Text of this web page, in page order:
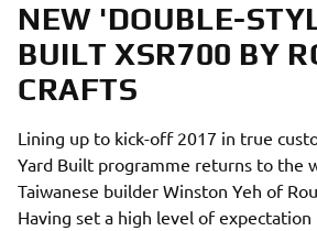
NEW 'DOUBLE-
BUILT XSR700 BY
CRAFTS
Lining up to kick-off 2017 in true
Yard Built programme returns to the
Taiwanese builder Winston Yeh of
Having set a high level of